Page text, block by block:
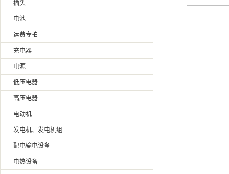
插头
电池
运费专拍
充电器
电源
低压电器
高压电器
电动机
发电机、发电机组
配电输电设备
电热设备